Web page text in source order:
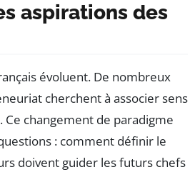
aspirations des
évoluent. De nombreux
cherchent à associer sens
changement de paradigme
: comment définir le
doivent guider les futurs chefs